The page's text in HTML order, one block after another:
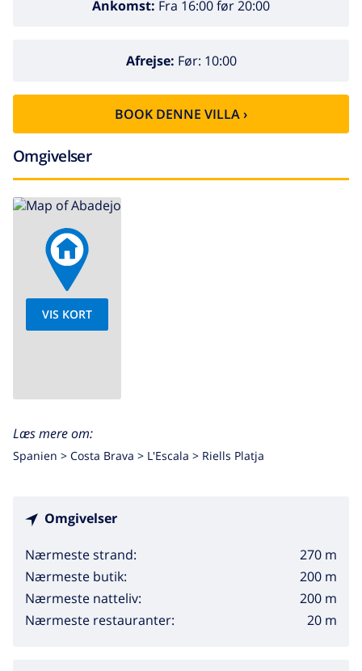
Ankomst: Fra 16:00 før 20:00
Afrejse: Før: 10:00
BOOK DENNE VILLA ›
Omgivelser
VIS KORT
Læs mere om:
Spanien > Costa Brava > L'Escala > Riells Platja
Omgivelser
Nærmeste strand:
270 m
Nærmeste butik:
200 m
Nærmeste natteliv:
200 m
Nærmeste restauranter:
20 m